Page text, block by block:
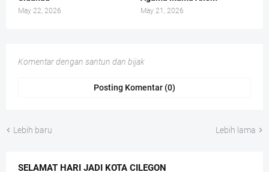
May 22, 2026 May 21, 2026
Komentar dengan santun dan bijak
Posting Komentar (0)
Lebih baru Lebih lama
SELAMAT HARI JADI KOTA CILEGON